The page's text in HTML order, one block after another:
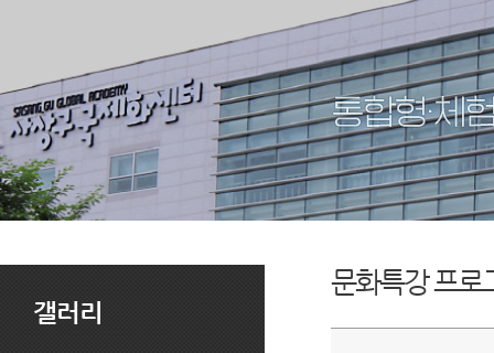
갤러리
문화특강 프로